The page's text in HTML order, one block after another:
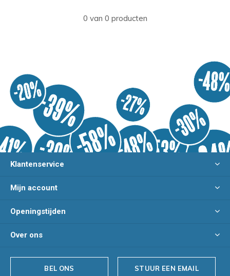
0 van 0 producten
Klantenservice
Mijn account
Openingstijden
Over ons
BEL ONS STUUR EEN EMAIL